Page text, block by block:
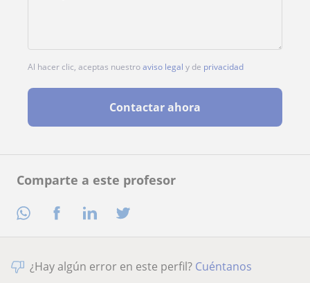
Comparte a este profesor
Al hacer clic, aceptas nuestroaviso legal y de privacidad
Contactar ahora
¿Hay algún error en este perfil? Cuéntanos